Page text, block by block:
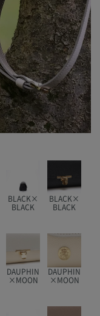
BLACK×
BLACK
BLACK×
BLACK
DAUPHIN
×MOON
DAUPHIN
×MOON